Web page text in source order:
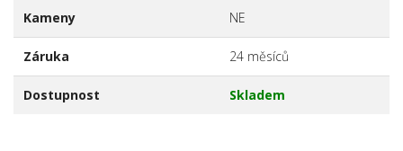
Kameny NE
Záruka 24 měsíců
Dostupnost Skladem